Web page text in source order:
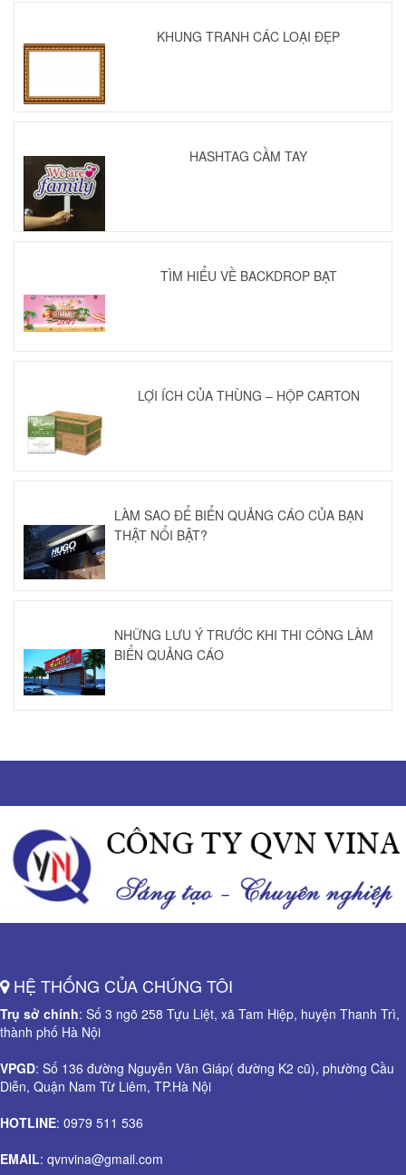
KHUNG TRANH CÁC LOẠI ĐẸP
HASHTAG CẦM TAY
TÌM HIỂU VỀ BACKDROP BẠT
LỢI ÍCH CỦA THÙNG – HỘP CARTON
LÀM SAO ĐỂ BIỂN QUẢNG CÁO CỦA BẠN
THẬT NỔI BẬT?
NHỮNG LƯU Ý TRƯỚC KHI THI CÔNG LÀM
BIỂN QUẢNG CÁO
HỆ THỐNG CỦA CHÚNG TÔI
Trụ sở chính: Số 3 ngõ 258 Tựu Liệt, xã Tam Hiệp, huyện Thanh Trì,
thành phố Hà Nội
VPGD: Số 136 đường Nguyễn Văn Giáp( đường K2 cũ), phường Cầu
Diễn, Quận Nam Từ Liêm, TP.Hà Nội
HOTLINE: 0979 511 536
EMAIL: qvnvina@gmail.com